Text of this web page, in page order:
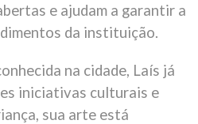
e ajudam a garantir a
da instituição.
na cidade, Laís já
iniciativas culturais e
sua arte está